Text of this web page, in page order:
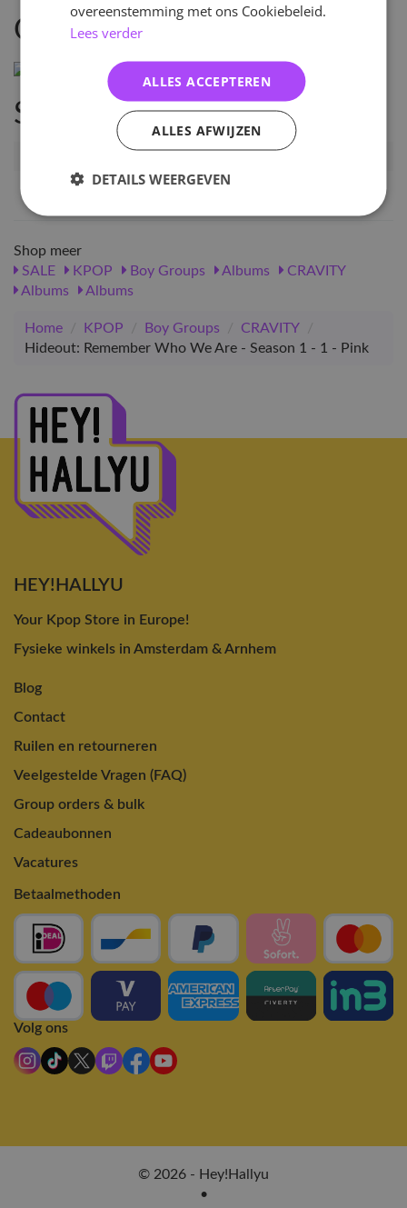
Omschrijving
Specificaties
EAN nummer
1000000108729
Shop meer
SALE
KPOP Boy Groups Albums
CRAVITY
Albums
Albums
Home / KPOP / Boy Groups / CRAVITY
/
Hideout: Remember Who We Are - Season 1 - 1 - Pink
HEY!HALLYU
Your Kpop Store in Europe!
Fysieke winkels in Amsterdam & Arnhem
Blog
Contact
Ruilen en retourneren
Veelgestelde Vragen (FAQ)
Group orders & bulk
Cadeaubonnen
Vacatures
Betaalmethoden
Volg ons
© 2026 - Hey!Hallyu
•
overeenstemming met ons Cookiebeleid.
Lees verder
ALLES ACCEPTEREN
ALLES AFWIJZEN
DETAILS WEERGEVEN